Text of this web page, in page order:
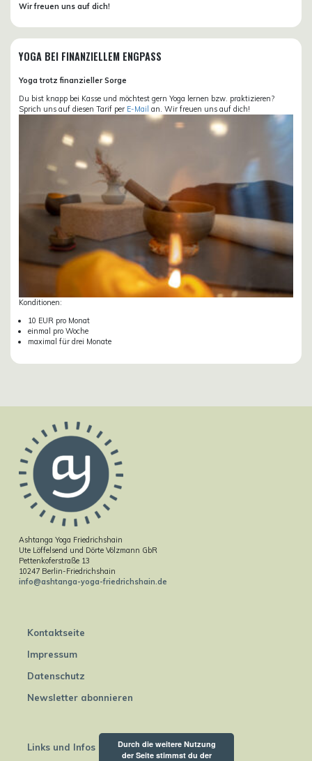
Wir freuen uns auf dich!
YOGA BEI FINANZIELLEM ENGPASS
Yoga trotz finanzieller Sorge
Du bist knapp bei Kasse und möchtest gern Yoga lernen bzw. praktizieren?
Sprich uns auf diesen Tarif per E-Mail an. Wir freuen uns auf dich!
Konditionen:
10 EUR pro Monat
einmal pro Woche
maximal für drei Monate
Ashtanga Yoga Friedrichshain
Ute Löffelsend und Dörte Völzmann GbR
Pettenkoferstraße 13
10247 Berlin-Friedrichshain
info@ashtanga-yoga-friedrichshain.de
Kontaktseite
Impressum
Datenschutz
Newsletter abonnieren
Links und Infos
Durch die weitere Nutzung
der Seite stimmst du der